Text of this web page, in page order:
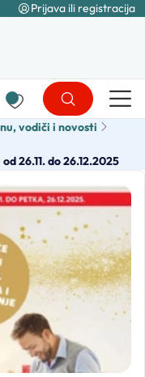
Prijava ili registracija
vodiči i novosti
26.11. do 26.12.2025